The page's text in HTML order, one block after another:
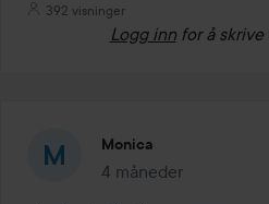
392 visninger
Logg inn for å
Monica
4 måneder
Innlegget ble